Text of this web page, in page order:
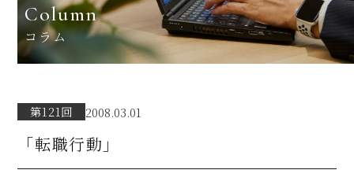
column
コラム
第121回 2008.03.01
「転職行動」